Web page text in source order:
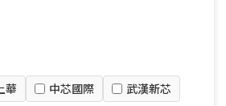
華 中芯國際 武漢新芯